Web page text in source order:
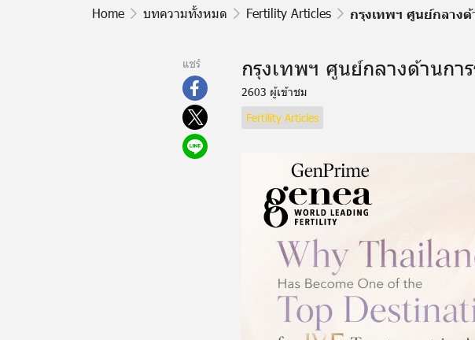
Home บทความทั้งหมด Fertility Articles กรุงเทพฯ ศูนย์กลาง
แชร์ กรุงเทพฯ ศูนย์กลางด้านกา
2603 ผู้เข้าชม
Fertility Articles